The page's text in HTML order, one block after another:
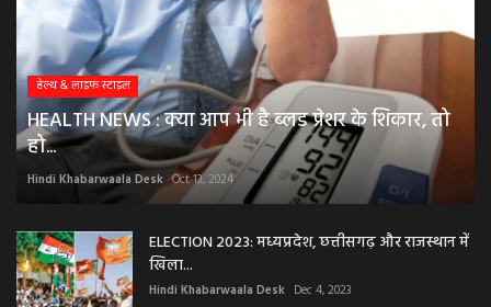
हेल्थ & लाइफ स्टाइल
HEALTH NEWS : क्या आप भी है ब्लड प्रेशर के शिकार, तो
हो...
Hindi Khabarwaala Desk Oct 13, 2024
ELECTION 2023: मध्यप्रदेश, छत्तीसगढ़ और राजस्थान में
खिला...
Hindi Khabarwaala Desk Dec 4, 2023